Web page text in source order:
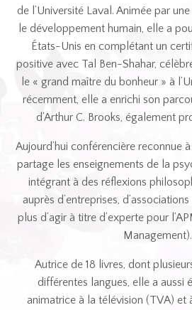
de l’Université Laval. Animée par
le développement humain, elle a
États-Unis en complétant un
positive avec Tal Ben-Shahar,
le « grand maître du bonheur » à
récemment, elle a enrichi son
d’Arthur C. Brooks, également
Aujourd’hui conférencière reconnue
partage les enseignements de la
intégrant à des réflexions
auprès d’entreprises,
plus d’agir à titre d’experte pour
Management).
Autrice de 18 livres, dont
différentes langues, elle a aussi
animatrice à la télévision (TVA) et